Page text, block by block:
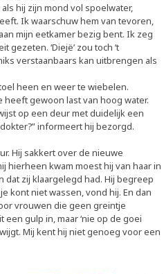
hij zijn mond vol spoelwater,
Ik waarschuw hem van tevoren,
mijn eetkamer bezig bent. Ik zeg
gezeten. ‘Diejë’ zou toch ‘t
verstaanbaars kan uitbrengen als
heen en weer te wiebelen.
heeft gewoon last van hoog water.
op een deur met duidelijk een
informeert hij bezorgd.
Hij sakkert over de nieuwe
hierheen kwam moest hij van haar in
zij klaargelegd had. Hij begreep
kont niet wassen, vond hij. En dan
vrouwen die geen greintje
gulp in, maar ‘nie op de goei
Mij kent hij niet genoeg voor een